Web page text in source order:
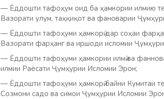
— Ёддошти тафоҳум оид ба ҳамкории илмию
Вазорати улум, таҳқиқот ва фановарии
— Ёддошти тафоҳуми ҳамкорӣ дар соҳаи
Вазорати фарҳанг ва иршоди исломии
— Ёддошти тафоҳуми ҳамкории илмӣ ва
илмии Раёсати Ҷумҳурии Исломии Эрон;
— Ёддошти тафоҳуми ҳамкорӣ байни Кумитаи
Созмони садо ва симои Ҷумҳурии Исломии